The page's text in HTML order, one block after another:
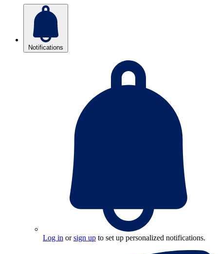
Notifications
Log in orsign up to set up personalized notifications.